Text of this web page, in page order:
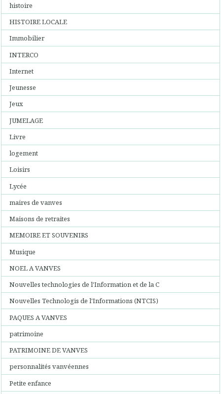
histoire
HISTOIRE LOCALE
Immobilier
INTERCO
Internet
Jeunesse
Jeux
JUMELAGE
Livre
logement
Loisirs
Lycée
maires de vanves
Maisons de retraites
MEMOIRE ET SOUVENIRS
Musique
NOEL A VANVES
Nouvelles technologies de l'Information et de la C
Nouvelles Technologis de l'Informations (NTCIS)
PAQUES A VANVES
patrimoine
PATRIMOINE DE VANVES
personnalités vanvéennes
Petite enfance